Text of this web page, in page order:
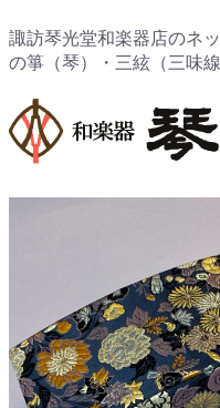
諏訪琴光堂和楽器店のネ
の箏（琴）・三絃（三味線